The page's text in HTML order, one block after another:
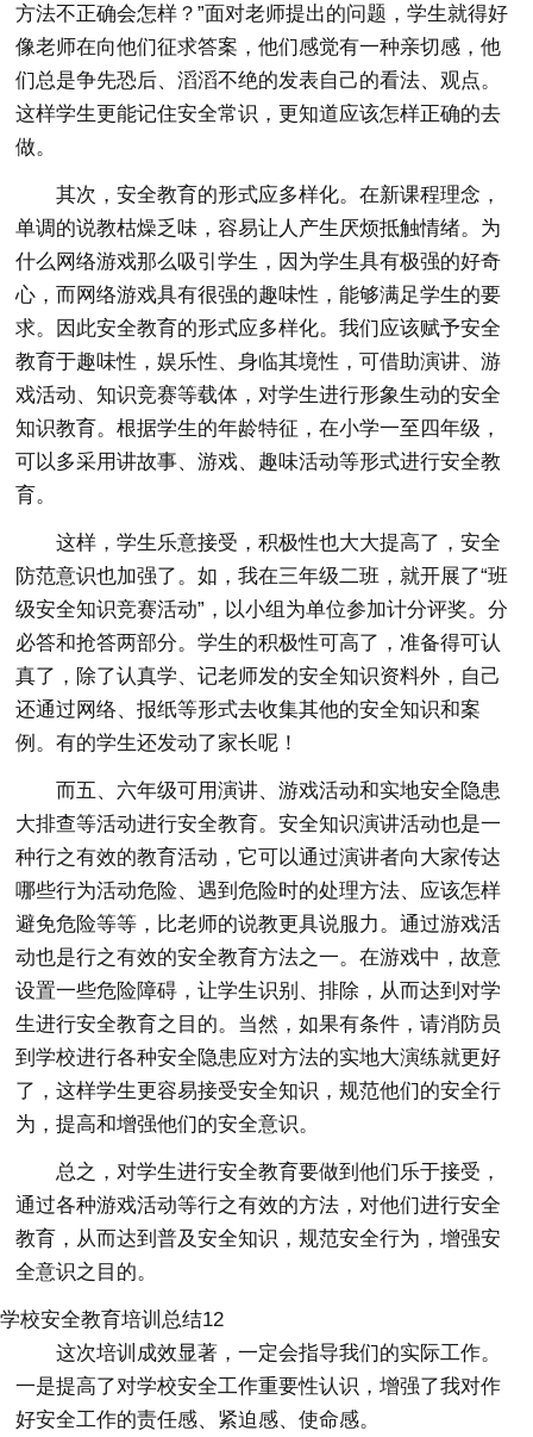
方法不正确会怎样？”面对老师提出的问题，学生就得好
像老师在向他们征求答案，他们感觉有一种亲切感，他
们总是争先恐后、滔滔不绝的发表自己的看法、观点。
这样学生更能记住安全常识，更知道应该怎样正确的去
做。
其次，安全教育的形式应多样化。在新课程理念，
单调的说教枯燥乏味，容易让人产生厌烦抵触情绪。为
什么网络游戏那么吸引学生，因为学生具有极强的好奇
心，而网络游戏具有很强的趣味性，能够满足学生的要
求。因此安全教育的形式应多样化。我们应该赋予安全
教育于趣味性，娱乐性、身临其境性，可借助演讲、游
戏活动、知识竞赛等载体，对学生进行形象生动的安全
知识教育。根据学生的年龄特征，在小学一至四年级，
可以多采用讲故事、游戏、趣味活动等形式进行安全教
育。
这样，学生乐意接受，积极性也大大提高了，安全
防范意识也加强了。如，我在三年级二班，就开展了“班
级安全知识竞赛活动”，以小组为单位参加计分评奖。分
必答和抢答两部分。学生的积极性可高了，准备得可认
真了，除了认真学、记老师发的安全知识资料外，自己
还通过网络、报纸等形式去收集其他的安全知识和案
例。有的学生还发动了家长呢！
而五、六年级可用演讲、游戏活动和实地安全隐患
大排查等活动进行安全教育。安全知识演讲活动也是一
种行之有效的教育活动，它可以通过演讲者向大家传达
哪些行为活动危险、遇到危险时的处理方法、应该怎样
避免危险等等，比老师的说教更具说服力。通过游戏活
动也是行之有效的安全教育方法之一。在游戏中，故意
设置一些危险障碍，让学生识别、排除，从而达到对学
生进行安全教育之目的。当然，如果有条件，请消防员
到学校进行各种安全隐患应对方法的实地大演练就更好
了，这样学生更容易接受安全知识，规范他们的安全行
为，提高和增强他们的安全意识。
总之，对学生进行安全教育要做到他们乐于接受，
通过各种游戏活动等行之有效的方法，对他们进行安全
教育，从而达到普及安全知识，规范安全行为，增强安
全意识之目的。
学校安全教育培训总结12
这次培训成效显著，一定会指导我们的实际工作。
一是提高了对学校安全工作重要性认识，增强了我对作
好安全工作的责任感、紧迫感、使命感。